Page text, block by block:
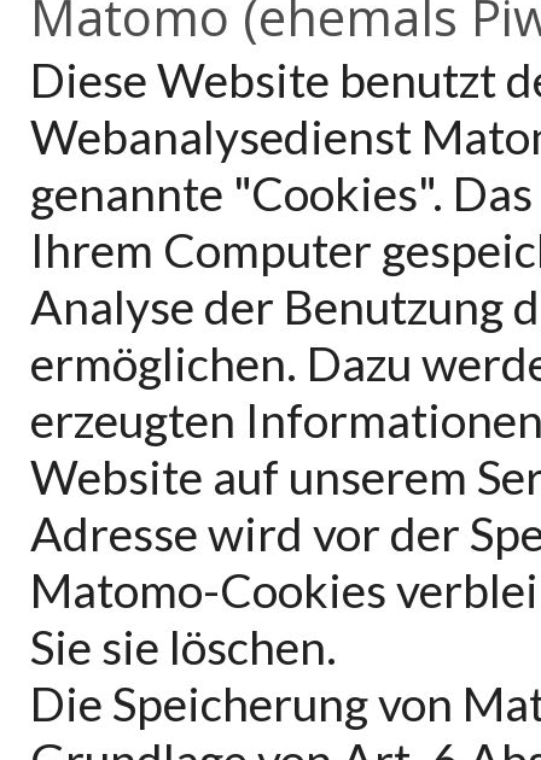
Matomo (ehemals
Diese Website benutzt
Webanalysedienst
genannte "Cookies".
Ihrem Computer
Analyse der Benutzung
ermöglichen. Dazu
erzeugten
Website auf unserem
Adresse wird vor der
Matomo-Cookies
Sie sie löschen.
Die Speicherung von